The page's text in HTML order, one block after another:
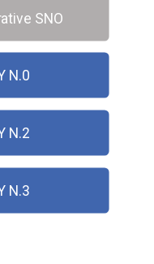
SNO
N.0
N.2
N.3